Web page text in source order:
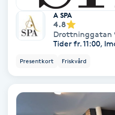
Käkledsbehandling
Kärlbehandling
Lashlift Keratin
A SPA
4.8
Drottninggatan
Tider fr. 11:00,
Presentkort Friskvård